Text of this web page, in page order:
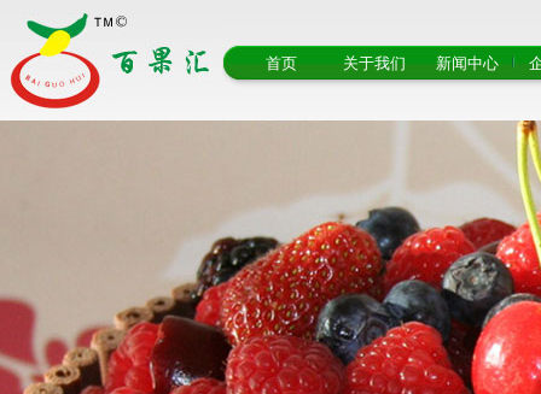
首页 关于我们 新闻中心